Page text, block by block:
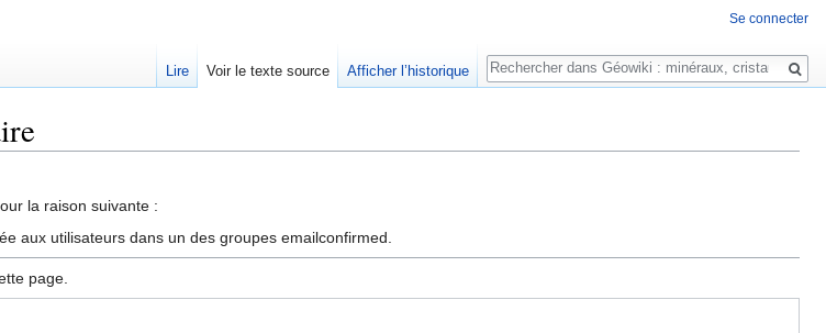
la raison suivante :
aux utilisateurs dans un des groupes emailconfirmed.
page.
Se connecter
Lire Voir le texte source Afficher l’historique
Rechercher